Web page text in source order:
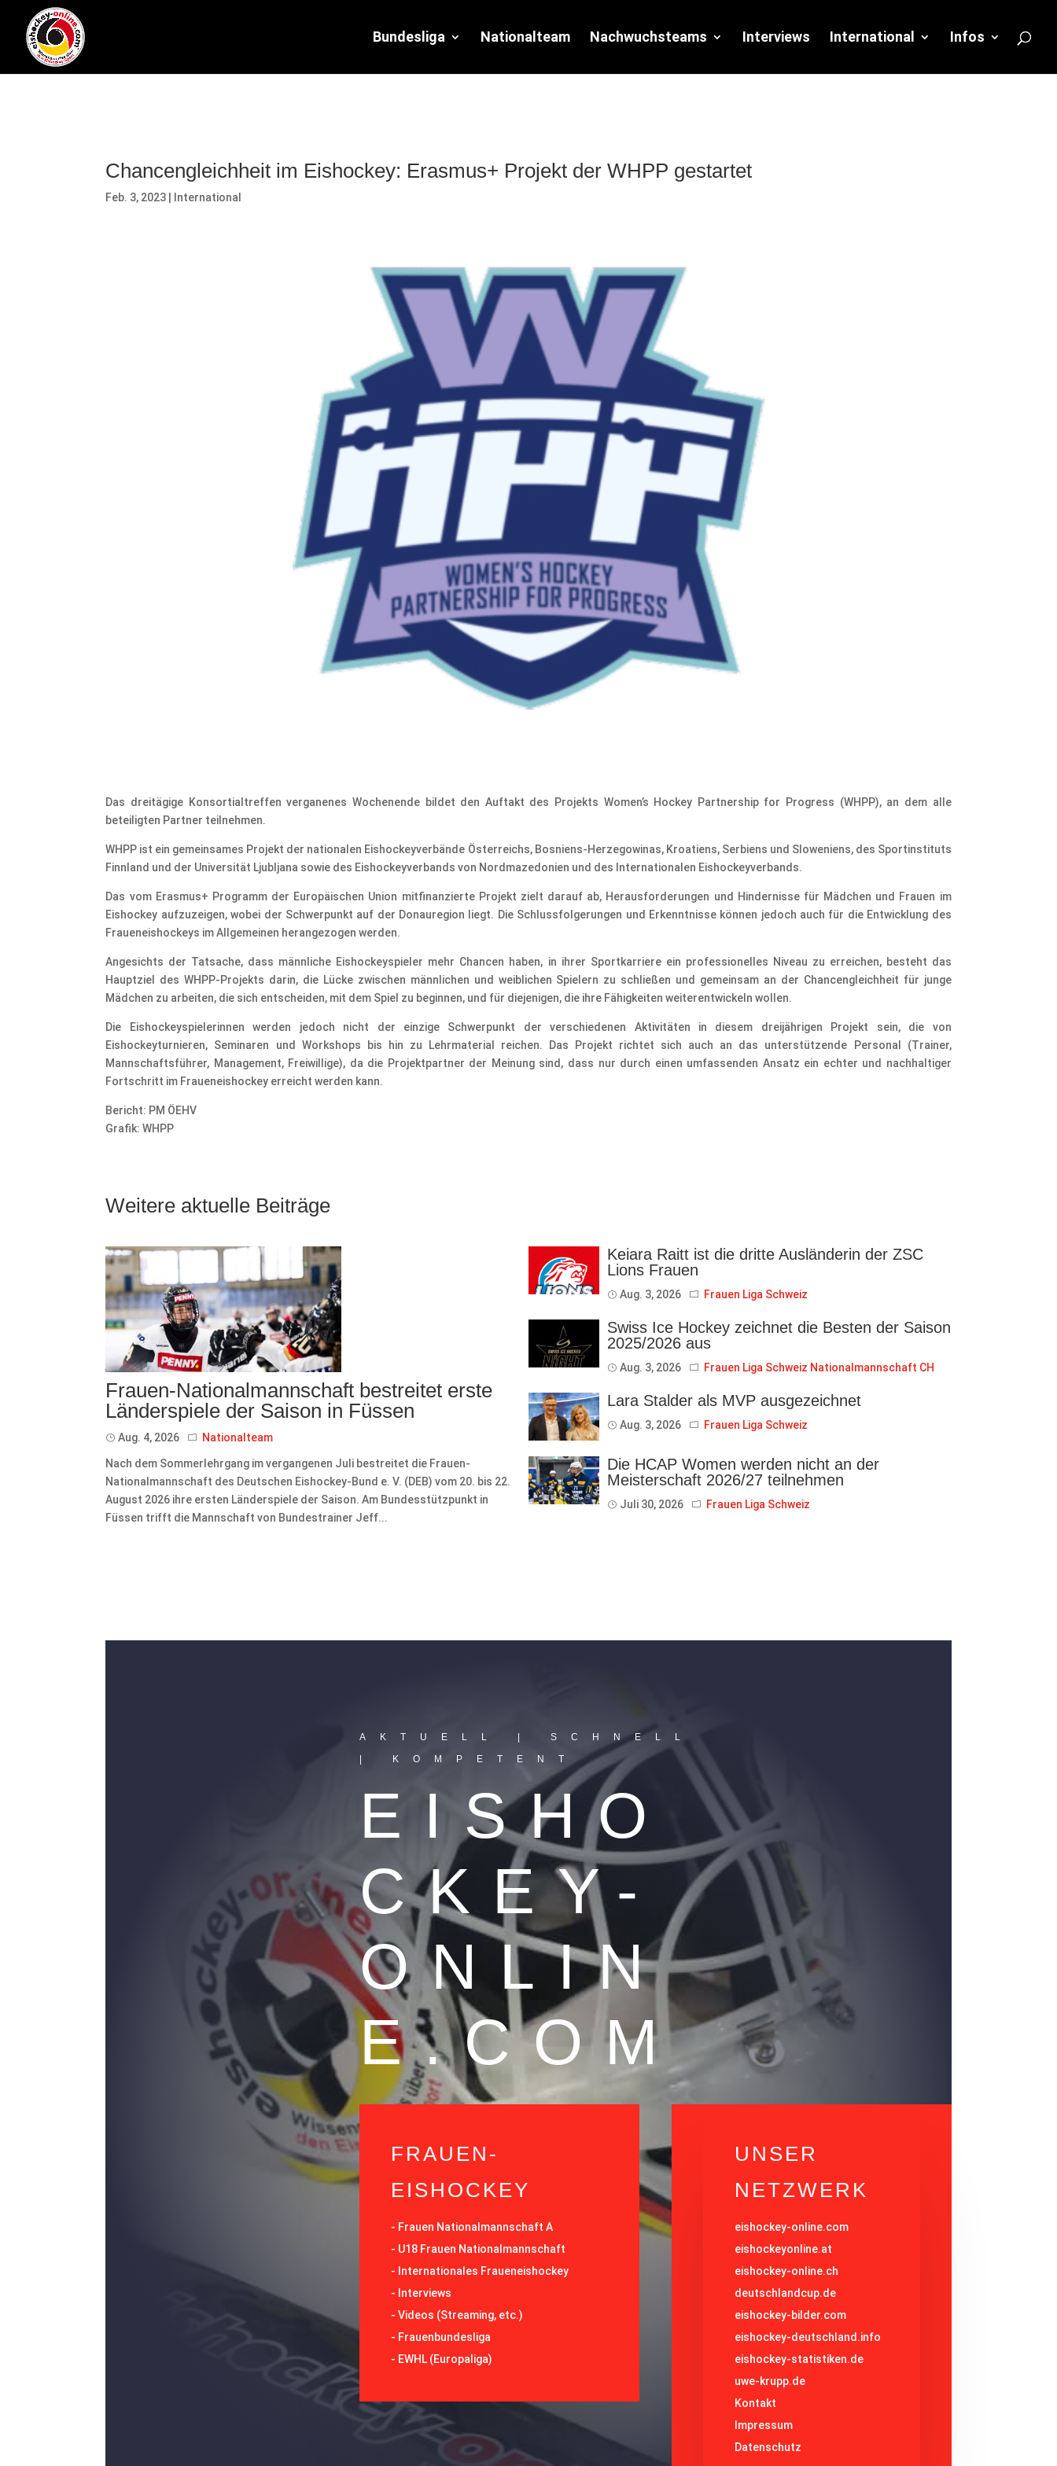
Bundesliga Nationalteam Nachwuchsteams Interviews International Infos
Chancengleichheit im Eishockey: Erasmus+ Projekt der WHPP gestartet
Feb. 3, 2023 International
Das dreitägige Konsortialtreffen verganenes Wochenende bildet den Auftakt des Projekts Women’s Hockey Partnership for Progress (WHPP), an dem alle
beteiligten Partner teilnehmen.
WHPP ist ein gemeinsames Projekt der nationalen Eishockeyverbände Österreichs, Bosniens-Herzegowinas, Kroatiens, Serbiens und Sloweniens, des Sportinstituts
Finnland und der Universität Ljubljana sowie des Eishockeyverbands von Nordmazedonien und des Internationalen Eishockeyverbands.
Das vom Erasmus+ Programm der Europäischen Union mitfinanzierte Projekt zielt darauf ab, Herausforderungen und Hindernisse für Mädchen und Frauen im
Eishockey aufzuzeigen, wobei der Schwerpunkt auf der Donauregion liegt. Die Schlussfolgerungen und Erkenntnisse können jedoch auch für die Entwicklung des
Fraueneishockeys im Allgemeinen herangezogen werden.
Angesichts der Tatsache, dass männliche Eishockeyspieler mehr Chancen haben, in ihrer Sportkarriere ein professionelles Niveau zu erreichen, besteht das
Hauptziel des WHPP-Projekts darin, die Lücke zwischen männlichen und weiblichen Spielern zu schließen und gemeinsam an der Chancengleichheit für junge
Mädchen zu arbeiten, die sich entscheiden, mit dem Spiel zu beginnen, und für diejenigen, die ihre Fähigkeiten weiterentwickeln wollen.
Die Eishockeyspielerinnen werden jedoch nicht der einzige Schwerpunkt der verschiedenen Aktivitäten in diesem dreijährigen Projekt sein, die von
Eishockeyturnieren, Seminaren und Workshops bis hin zu Lehrmaterial reichen. Das Projekt richtet sich auch an das unterstützende Personal (Trainer,
Mannschaftsführer, Management, Freiwillige), da die Projektpartner der Meinung sind, dass nur durch einen umfassenden Ansatz ein echter und nachhaltiger
Fortschritt im Fraueneishockey erreicht werden kann.
Bericht: PM ÖEHV
Grafik: WHPP
Weitere aktuelle Beiträge
Frauen-Nationalmannschaft bestreitet erste
Länderspiele der Saison in Füssen
Aug. 4, 2026 Nationalteam
Nach dem Sommerlehrgang im vergangenen Juli bestreitet die Frauen-
Nationalmannschaft des Deutschen Eishockey-Bund e. V. (DEB) vom 20. bis 22.
August 2026 ihre ersten Länderspiele der Saison. Am Bundesstützpunkt in
Füssen trifft die Mannschaft von Bundestrainer Jeff...
Keiara Raitt ist die dritte Ausländerin der ZSC
Lions Frauen
Aug. 3, 2026 Frauen Liga Schweiz
Swiss Ice Hockey zeichnet die Besten der Saison
2025/2026 aus
Aug. 3, 2026 Frauen Liga Schweiz Nationalmannschaft CH
Lara Stalder als MVP ausgezeichnet
Aug. 3, 2026 Frauen Liga Schweiz
Die HCAP Women werden nicht an der
Meisterschaft 2026/27 teilnehmen
Juli 30, 2026 Frauen Liga Schweiz
AKTUELL | SCHNELL
| KOMPETENT
EISHO
CKEY-
ONLIN
E.COM
FRAUEN-
EISHOCKEY
- Frauen Nationalmannschaft A
- U18 Frauen Nationalmannschaft
- Internationales Fraueneishockey
- Interviews
- Videos (Streaming, etc.)
- Frauenbundesliga
- EWHL (Europaliga)
UNSER
NETZWERK
eishockey-online.com
eishockeyonline.at
eishockey-online.ch
deutschlandcup.de
eishockey-bilder.com
eishockey-deutschland.info
eishockey-statistiken.de
uwe-krupp.de
Kontakt
Impressum
Datenschutz